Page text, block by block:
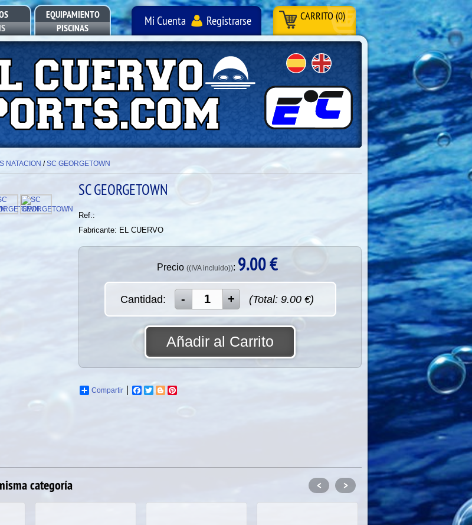
EQUIPAMIENTO
PISCINAS
POOL EQUIPMENT
Mi Cuenta Registrarse CARRITO (0)
NATACION /SC GEORGETOWN
SC GEORGETOWN
Ref.:
Fabricante: EL CUERVO
Precio ((IVA incluido)): 9.00€
Cantidad: (Total: 9.00€)
Añadir al Carrito
Compartir Facebook
TwitterBlogger
categoría < >